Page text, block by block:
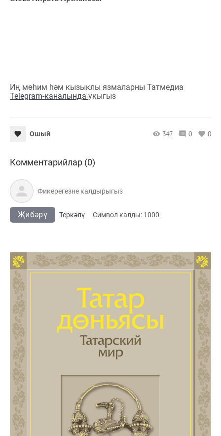
Иң мөһим һәм кызыклы язмаларны Татмедиа
Telegram-каналында укыгыз
Ошый 347 0 0
Комментарийлар (0)
Җибәрү Теркәлү Cимвол калды: 1000